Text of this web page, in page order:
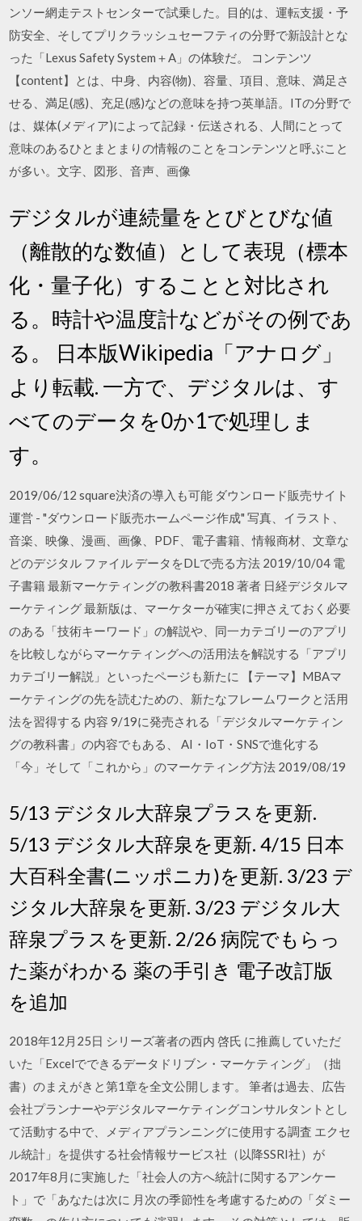
ンソー網走テストセンターで試乗した。目的は、運転支援・予
防安全、そしてプリクラッシュセーフティの分野で新設計とな
った「Lexus Safety System＋A」の体験だ。 コンテンツ
【content】とは、中身、内容(物)、容量、項目、意味、満足さ
せる、満足(感)、充足(感)などの意味を持つ英単語。ITの分野で
は、媒体(メディア)によって記録・伝送される、人間にとって
意味のあるひとまとまりの情報のことをコンテンツと呼ぶこと
が多い。文字、図形、音声、画像
デジタルが連続量をとびとびな値
（離散的な数値）として表現（標本
化・量子化）することと対比され
る。時計や温度計などがその例であ
る。 日本版Wikipedia「アナログ」
より転載. 一方で、デジタルは、す
べてのデータを0か1で処理しま
す。
2019/06/12 square決済の導入も可能 ダウンロード販売サイト
運営 - "ダウンロード販売ホームページ作成" 写真、イラスト、
音楽、映像、漫画、画像、PDF、電子書籍、情報商材、文章な
どのデジタル ファイル データをDLで売る方法 2019/10/04 電
子書籍 最新マーケティングの教科書2018 著者 日経デジタルマ
ーケティング 最新版は、マーケターが確実に押さえておく必要
のある「技術キーワード」の解説や、同一カテゴリーのアプリ
を比較しながらマーケティングへの活用法を解説する「アプリ
カテゴリー解説」といったページも新たに 【テーマ】MBAマ
ーケティングの先を読むための、新たなフレームワークと活用
法を習得する 内容 9/19に発売される「デジタルマーケティン
グの教科書」の内容でもある、 AI・IoT・SNSで進化する
「今」そして「これから」のマーケティング方法 2019/08/19
5/13 デジタル大辞泉プラスを更新.
5/13 デジタル大辞泉を更新. 4/15 日本
大百科全書(ニッポニカ)を更新. 3/23 デ
ジタル大辞泉を更新. 3/23 デジタル大
辞泉プラスを更新. 2/26 病院でもらっ
た薬がわかる 薬の手引き 電子改訂版
を追加
2018年12月25日 シリーズ著者の西内 啓氏 に推薦していただ
いた「Excelでできるデータドリブン・マーケティング」（拙
書）のまえがきと第1章を全文公開します。 筆者は過去、広告
会社プランナーやデジタルマーケティングコンサルタントとし
て活動する中で、メディアプランニングに使用する調査 エクセ
ル統計」を提供する社会情報サービス社（以降SSRI社）が
2017年8月に実施した「社会人の方へ統計に関するアンケー
ト」で「あなたは次に 月次の季節性を考慮するための「ダミー